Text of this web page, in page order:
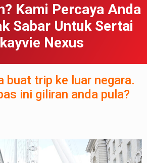
Kami Percaya Anda
Sabar Untuk Sertai
Nexus
buat trip ke luar negara.
ini giliran anda pula?